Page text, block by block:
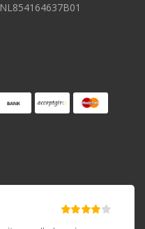
NL854164637B01